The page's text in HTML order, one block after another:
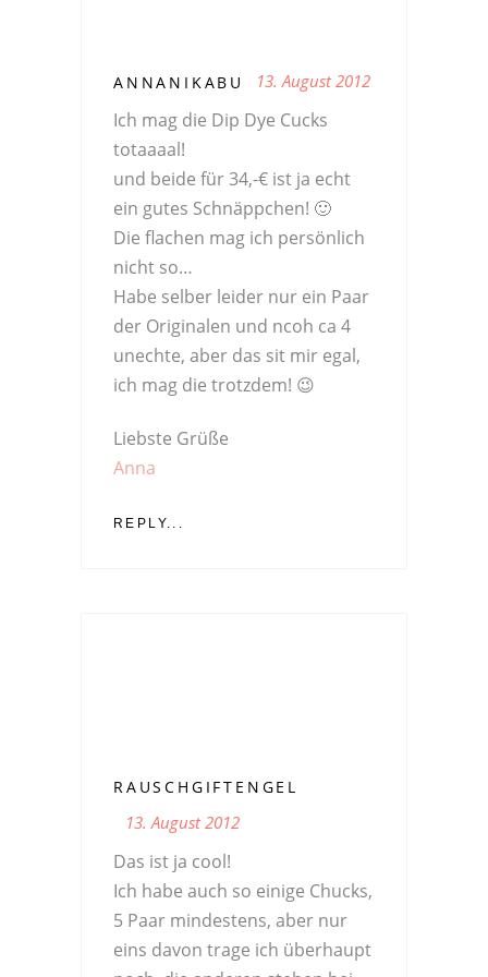
ANNANIKABU 13. August 2012
Ich mag die Dip Dye Cucks
totaaaal!
und beide für 34,-€ ist ja echt
ein gutes Schnäppchen! 🙂
Die flachen mag ich persönlich
nicht so…
Habe selber leider nur ein Paar
der Originalen und ncoh ca 4
unechte, aber das sit mir egal,
ich mag die trotzdem! 😉
Liebste Grüße
Anna
REPLY...
RAUSCHGIFTENGEL
13. August 2012
Das ist ja cool!
Ich habe auch so einige Chucks,
5 Paar mindestens, aber nur
eins davon trage ich überhaupt